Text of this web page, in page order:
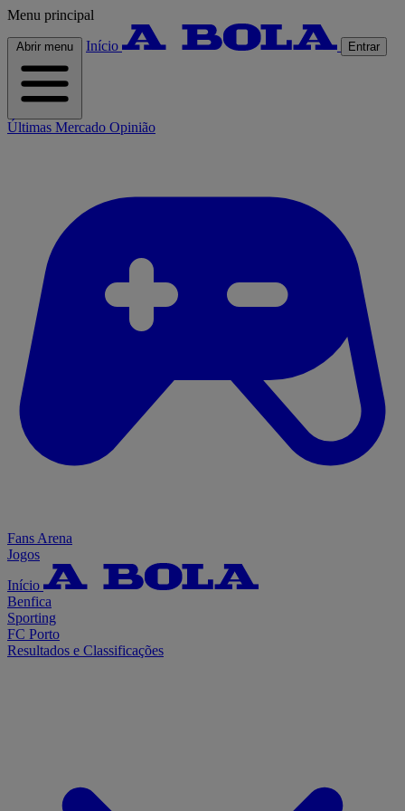
Menu principal
Abrir menu Início Entrar
Últimas Mercado Opinião
Fans Arena
Jogos
Início
Benfica
Sporting
FC Porto
Resultados e Classificações